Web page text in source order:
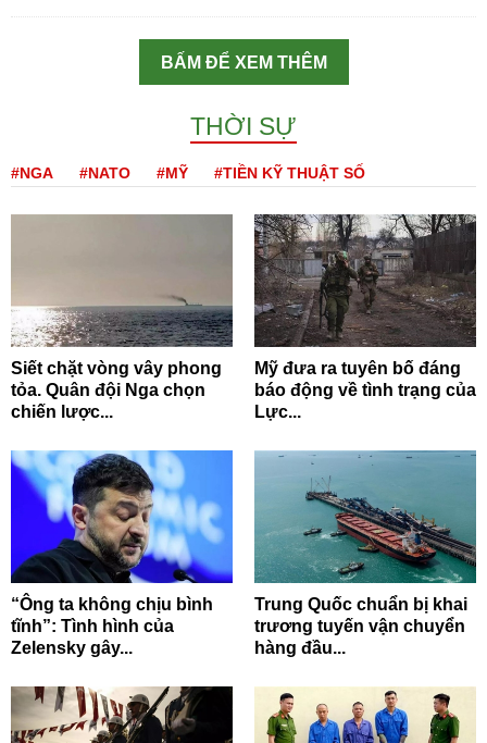
BẤM ĐỂ XEM THÊM
THỜI SỰ
#NGA #NATO #MỸ #TIỀN KỸ THUẬT SỐ
Siết chặt vòng vây phong
tỏa. Quân đội Nga chọn
chiến lược...
Mỹ đưa ra tuyên bố đáng
báo động về tình trạng của
Lực...
“Ông ta không chịu bình
tĩnh”: Tình hình của
Zelensky gây...
Trung Quốc chuẩn bị khai
trương tuyến vận chuyển
hàng đầu...